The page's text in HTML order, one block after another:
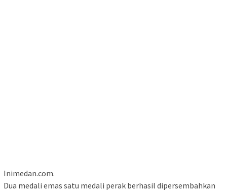
Inimedan.com.
Dua medali emas satu medali perak berhasil dipersembahkan